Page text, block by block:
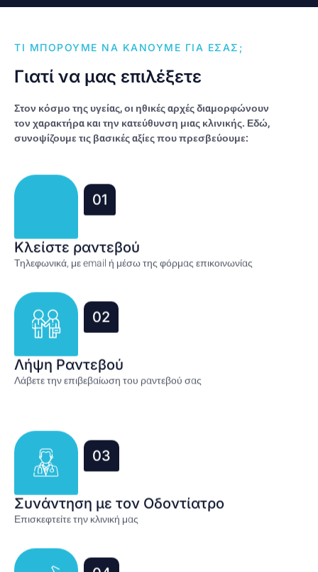
ΤΙ ΜΠΟΡΟΥΜΕ ΝΑ ΚΑΝΟΥΜΕ ΓΙΑ ΕΣΑΣ;
Γιατί να μας επιλέξετε
Στον κόσμο της υγείας, οι ηθικές αρχές διαμορφώνουν
τον χαρακτήρα και την κατεύθυνση μιας κλινικής. Εδώ,
συνοψίζουμε τις βασικές αξίες που πρεσβεύουμε:
01
Κλείστε ραντεβού
Τηλεφωνικά, με email ή μέσω της φόρμας επικοινωνίας
02
Λήψη Ραντεβού
Λάβετε την επιβεβαίωση του ραντεβού σας
03
Συνάντηση με τον Οδοντίατρο
Επισκεφτείτε την κλινική μας